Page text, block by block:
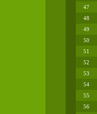
47
48
49
50
51
52
53
54
55
56